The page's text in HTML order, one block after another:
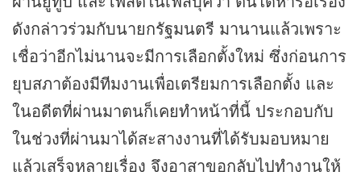
ดังกล่าวร่วมกับนายกรัฐมนตรี มานานแล้วเพราะ
เชื่อว่าอีกไม่นานจะมีการเลือกตั้งใหม่ ซึ่งก่อนการ
ยุบสภาต้องมีทีมงานเพื่อเตรียมการเลือกตั้ง และ
ในอดีตที่ผ่านมาตนก็เคยทำหน้าที่นี้ ประกอบกับ
ในช่วงที่ผ่านมาได้สะสางงานที่ได้รับมอบหมาย
แล้วเสร็จหลายเรื่อง จึงอาสาขอกลับไปทำงานให้